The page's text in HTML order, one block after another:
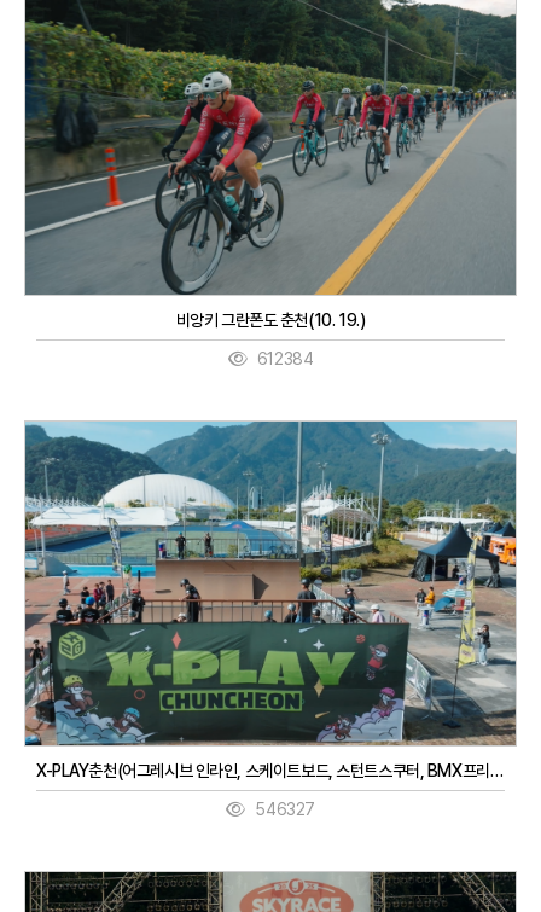
비앙키 그란폰도 춘천(10. 19.)
612384
X-PLAY춘천(어그레시브 인라인, 스케이트보드, 스턴트스쿠터, BMX프리스타일, 3대3농구, 디제잉)(9. 27. ~ 9. 28.)
546327